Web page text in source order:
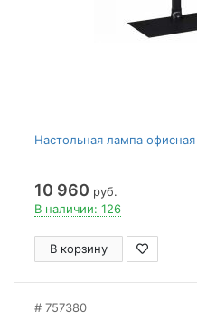
Настольная лампа
10 960 руб.
В наличии: 126
В корзину
757380